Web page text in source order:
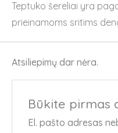
Teptuko šereliai yra
prieinamoms sritims
Atsiliepimų dar nėra.
Būkite pirmas
El. pašto adresas